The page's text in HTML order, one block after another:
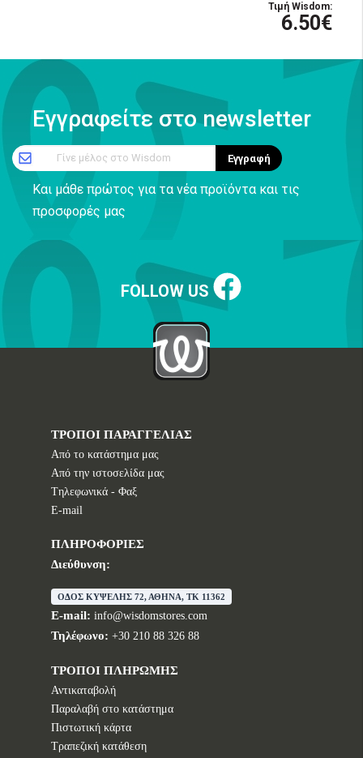
Τιμή Wisdom:
6.50€
Εγγραφείτε στο newsletter
Γίνε μέλος στο Wisdom Εγγραφή
Και μάθε πρώτος για τα νέα προϊόντα και τις
προσφορές μας
FOLLOW US
ΤΡΟΠΟΙ ΠΑΡΑΓΓΕΛΙΑΣ
Από το κατάστημα μας
Από την ιστοσελίδα μας
Tηλεφωνικά - Φαξ
E-mail
ΠΛΗΡΟΦΟΡΙΕΣ
Διεύθυνση:
ΟΔΟΣ ΚΥΨΕΛΗΣ 72, ΑΘΗΝΑ, TK 11362
E-mail: info@wisdomstores.com
Τηλέφωνο: +30 210 88 326 88
ΤΡΟΠΟΙ ΠΛΗΡΩΜΗΣ
Αντικαταβολή
Παραλαβή στο κατάστημα
Πιστωτική κάρτα
Τραπεζική κατάθεση